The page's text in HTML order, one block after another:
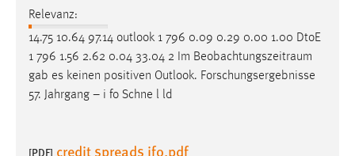
Relevanz:
14.75 10.64 97.14 outlook 1 796 0.09 0.29 0.00 1.00 DtoE
1 796 1.56 2.62 0.04 33.04 2 Im Beobachtungszeitraum
gab es keinen positiven Outlook. Forschungsergebnisse
57. Jahrgang – i fo Schne l ld
[PDF] credit spreads ifo.pdf